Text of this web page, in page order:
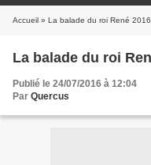
Accueil » La balade du roi René 2016
Publié le 24/07/2016 à 12:04
Par Quercus